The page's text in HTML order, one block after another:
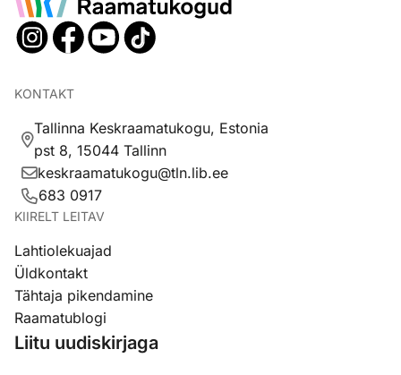
KONTAKT
Tallinna Keskraamatukogu, Estonia
pst 8, 15044 Tallinn
keskraamatukogu@tln.lib.ee
683 0917
KIIRELT LEITAV
Lahtiolekuajad
Üldkontakt
Tähtaja pikendamine
Raamatublogi
Liitu uudiskirjaga